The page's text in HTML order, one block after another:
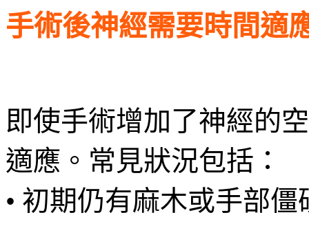
手術後神經需要時間適
即使手術增加了神經的
適應。常見狀況包括：
• 初期仍有麻木或手部僵